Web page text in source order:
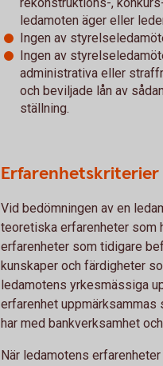
ledamoten äger eller
Ingen av
Ingen av
administrativa eller
och beviljade lån av
ställning.
Erfarenhetskriterier
Vid bedömningen av en
teoretiska erfarenheter som
erfarenheter som tidigare
kunskaper och färdigheter
ledamotens yrkesmässiga
erfarenhet uppmärksammas
har med bankverksamhet
När ledamotens